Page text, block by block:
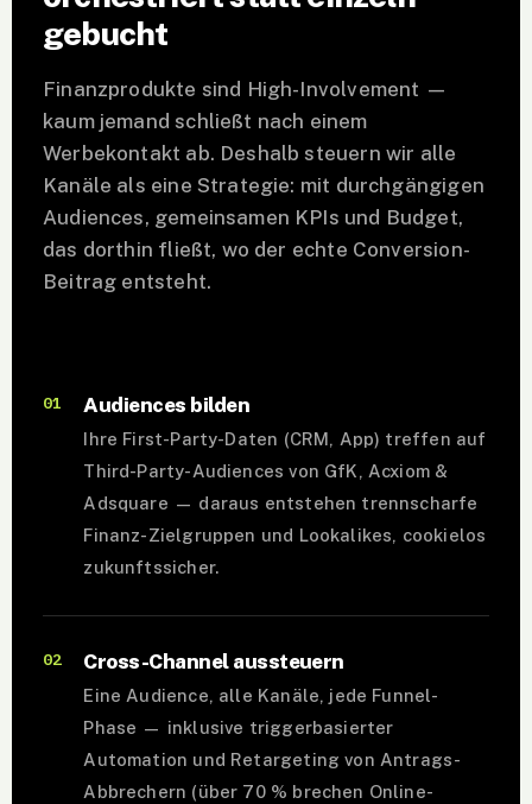
gebucht
Finanzprodukte sind High-Involvement —
kaum jemand schließt nach einem
Werbekontakt ab. Deshalb steuern wir alle
Kanäle als eine Strategie: mit durchgängigen
Audiences, gemeinsamen KPIs und Budget,
das dorthin fließt, wo der echte Conversion-
Beitrag entsteht.
01 Audiences bilden
Ihre First-Party-Daten (CRM, App) treffen auf
Third-Party-Audiences von GfK, Acxiom &
Adsquare — daraus entstehen trennscharfe
Finanz-Zielgruppen und Lookalikes, cookielos
zukunftssicher.
02 Cross-Channel aussteuern
Eine Audience, alle Kanäle, jede Funnel-
Phase — inklusive triggerbasierter
Automation und Retargeting von Antrags-
Abbrechern (über 70 % brechen Online-